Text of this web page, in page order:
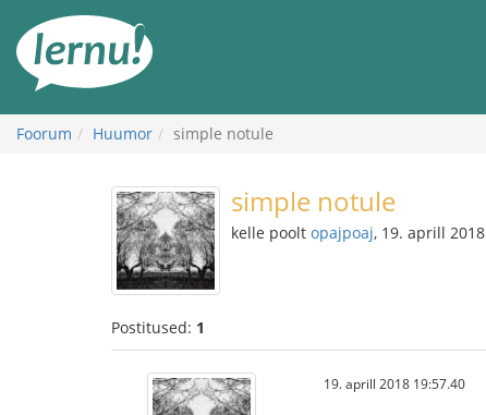
juurde
Foorum Huumor simple notule
simple notule
kelle poolt opajpoaj, 19. aprill 2018
Postitused: 1
19. aprill 2018 19:57.40